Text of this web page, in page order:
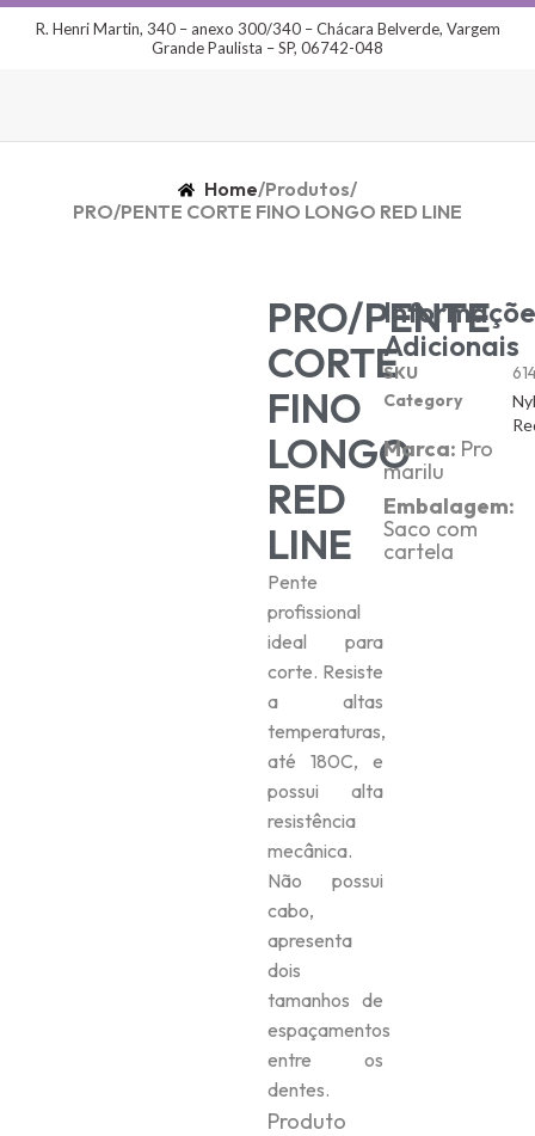
R. Henri Martin, 340 – anexo 300/340 – Chácara Belverde, Vargem
Grande Paulista – SP, 06742-048
Home/Produtos/
PRO/PENTE CORTE FINO LONGO RED LINE
PRO/PENTE
CORTE
FINO
LONGO
RED
LINE
Pente
profissional
ideal para
corte. Resiste
a altas
temperaturas,
até 180C, e
possui alta
resistência
mecânica.
Não possui
cabo,
apresenta
dois
tamanhos de
espaçamentos
entre os
dentes.
Produto
Adicionais
SKU
Category
Marca: Pro
marilu
Embalagem:
Saco com
cartela